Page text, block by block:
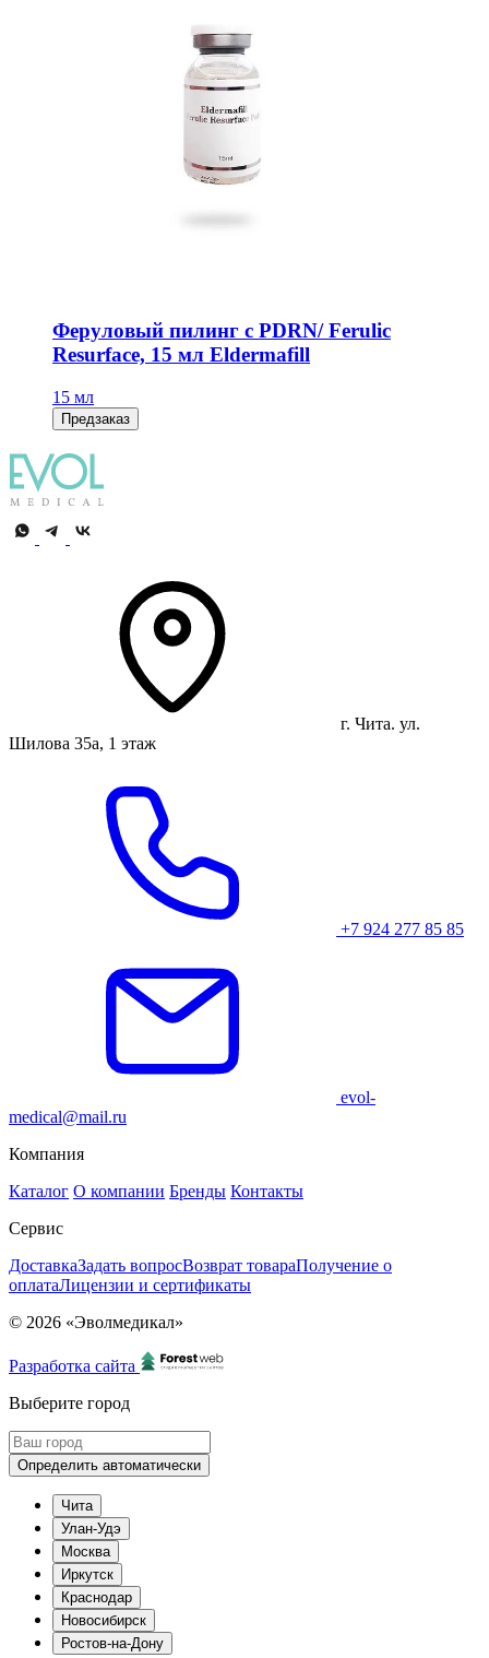
Феруловый пилинг с PDRN/ Ferulic
Resurface, 15 мл Eldermafill
15 мл
Предзаказ
г. Чита. ул.
Шилова 35а, 1 этаж
+7 924 277 85 85
evol-
medical@mail.ru
Компания
Каталог О компании Бренды Контакты
Сервис
ДоставкаЗадать вопросВозврат товараПолучение о
оплатаЛицензии и сертификаты
© 2026 «Эволмедикал»
Разработка сайта
Выберите город
Определить автоматически
Чита
Улан-Удэ
Москва
Иркутск
Краснодар
Новосибирск
Ростов-на-Дону